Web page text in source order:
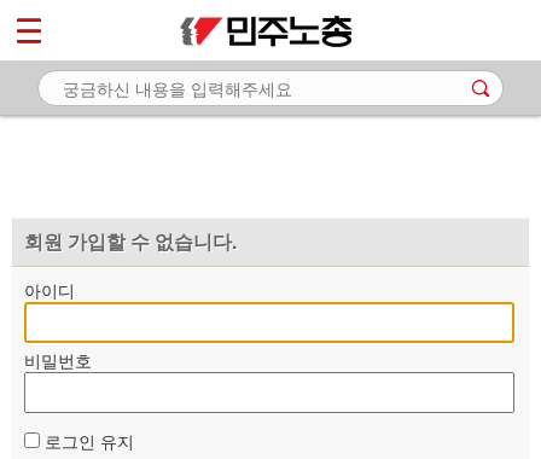
회원 가입할 수 없습니다.
아이디
비밀번호
로그인 유지
마이페이지
소개
자료
부설기관